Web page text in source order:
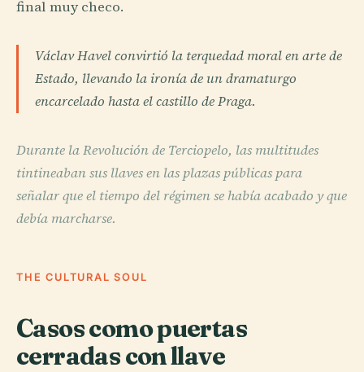
final muy checo.
Václav Havel convirtió la terquedad moral en arte de
Estado, llevando la ironía de un dramaturgo
encarcelado hasta el castillo de Praga.
Durante la Revolución de Terciopelo, las multitudes
tintineaban sus llaves en las plazas públicas para
señalar que el tiempo del régimen se había acabado y que
debía marcharse.
THE CULTURAL SOUL
Casos como puertas
cerradas con llave